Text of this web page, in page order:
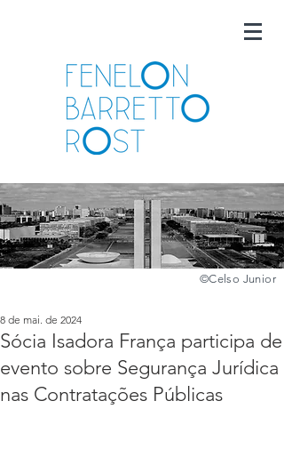
©️Celso Junior
Sócia Isadora França participa de
evento sobre Segurança Jurídica
nas Contratações Públicas
8 de mai. de 2024